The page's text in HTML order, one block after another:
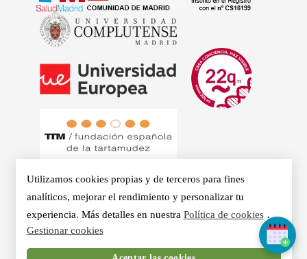
© 2026 - Clínicas Aurea. Especialistas en Logopedia,
Otorrino, Psicología, Voz Profesional y Nutrición en Madrid.
Utilizamos cookies propias y de terceros para fines
analíticos, mejorar el rendimiento y personalizar tu
experiencia. Más detalles en nuestra Política de cookies .
Gestionar cookies